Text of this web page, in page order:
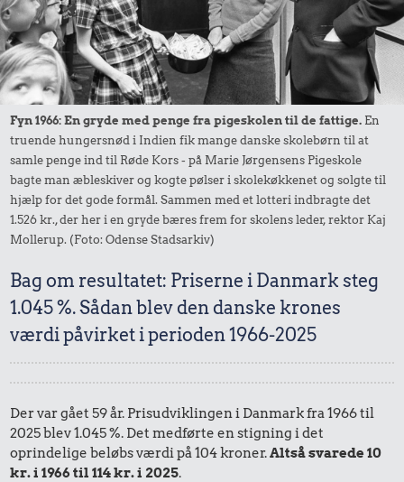
Fyn 1966: En gryde med penge fra pigeskolen til de fattige. En
truende hungersnød i Indien fik mange danske skolebørn til at
samle penge ind til Røde Kors - på Marie Jørgensens Pigeskole
bagte man æbleskiver og kogte pølser i skolekøkkenet og solgte til
hjælp for det gode formål. Sammen med et lotteri indbragte det
1.526 kr., der her i en gryde bæres frem for skolens leder, rektor Kaj
Mollerup. (Foto: Odense Stadsarkiv)
Bag om resultatet: Priserne i Danmark steg
1.045 %. Sådan blev den danske krones
værdi påvirket i perioden 1966-2025
Der var gået 59 år. Prisudviklingen i Danmark fra 1966 til
2025 blev 1.045 %. Det medførte en stigning i det
oprindelige beløbs værdi på 104 kroner.Altså svarede 10
kr. i 1966 til 114 kr. i 2025.